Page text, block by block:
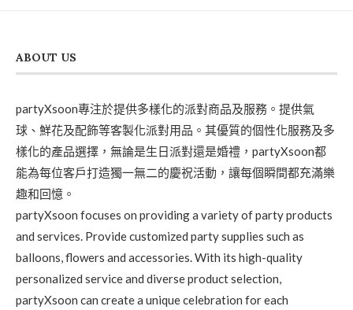
ABOUT US
partyXsoon專注於提供多樣化的派對商品及服務。提供氣
球、鮮花及配飾等客製化派對用品。其優質的個性化服務及多
樣化的產品選擇，無論是生日派對還是婚禮，partyXsoon都
能為每位客戶打造獨一無二的慶祝活動，讓每個瞬間都充滿樂
趣和回憶。
partyXsoon focuses on providing a variety of party products
and services. Provide customized party supplies such as
balloons, flowers and accessories. With its high-quality
personalized service and diverse product selection,
partyXsoon can create a unique celebration for each